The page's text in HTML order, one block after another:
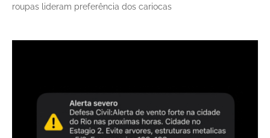
roupas lideram preferência dos cariocas